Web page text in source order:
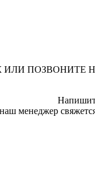
ИЛИ ПОЗВОНИТЕ
менеджер